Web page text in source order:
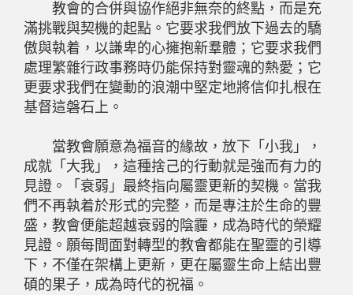
教會的合併與協作絕非無奈的終點，而是充
滿挑戰與契機的起點。它要求我們放下過去的驕
傲與執着，以謙卑的心擁抱新羣體；它要求我們
處理繁雜行政事務時仍能保持對靈魂的熱愛；它
更要求我們在變動的浪潮中堅定地將信仰扎根在
基督這磐石上。
當教會願意為福音的緣故，放下「小我」，
成就「大我」，這種捨己的行動就是強而有力的
見證。「衰弱」最終指向屬靈更新的契機。當我
們不再執着於形式的完整，而是專注於生命的豐
盛，教會便能超越衰弱的陰霾，成為時代的榮耀
見證。願每間面對轉型的教會都能在聖靈的引導
下，不僅在架構上更新，更在屬靈生命上結出豐
碩的果子，成為時代的祝福。